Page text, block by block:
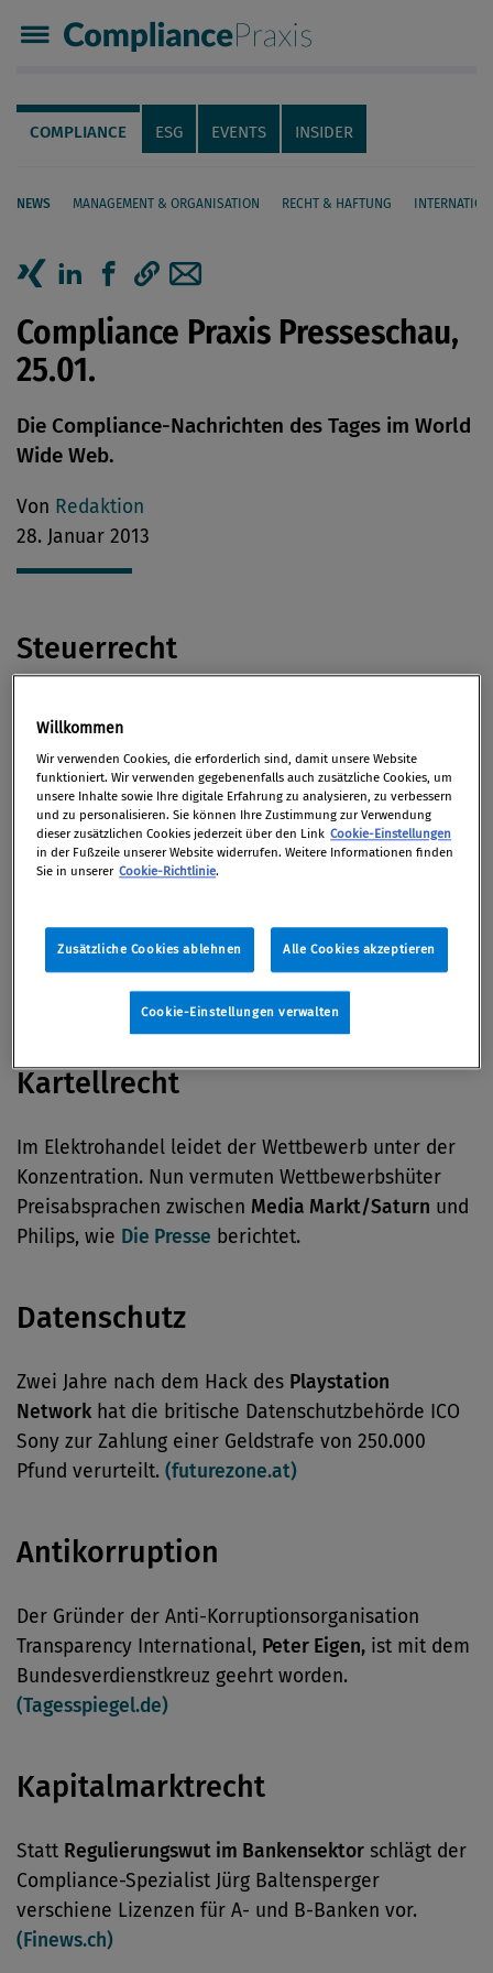
Compliance Praxis
Servicenavigation
Navigation
COMPLIANCE ESG EVENTS INSIDER
NEWS MANAGEMENT & ORGANISATION RECHT & HAFTUNG
Seiteninhalt
Artikel auf Xing teilen
Artikel auf linkedIn teilen
Artikel auf Facebook teilen
Artikellink kopieren
Artikel per Mail teilen
Compliance Praxis Presseschau,
25.01.
Die Compliance-Nachrichten des Tages im World
Wide Web.
Von Redaktion
28. Januar 2013
Steuerrecht
rund 20 Milliarden Euro pro Jahr. Während große
Steuersünder stets für Empörung sorgen, scheint
der Pfusch im Privaten weitgehend akzeptiert zu
sein.
verlorenem Posten, sagt der EU-Steuerkommissar
Algirdas Semetaim Gespräch mit dem
Er sei bereit, zu klagen.
Kartellrecht
Im Elektrohandel leidet der Wettbewerb unter der
Konzentration. Nun vermuten Wettbewerbshüter
Preisabsprachen zwischen Media Markt/Saturn und
Philips, wie Die Presse berichtet.
Datenschutz
Zwei Jahre nach dem Hack des Playstation
Network hat die britische Datenschutzbehörde ICO
Sony zur Zahlung einer Geldstrafe von 250.000
Pfund verurteilt. (futurezone.at)
Antikorruption
Der Gründer der Anti-Korruptionsorganisation
Transparency International, Peter Eigen, ist mit dem
Bundesverdienstkreuz geehrt worden.
(Tagesspiegel.de)
Kapitalmarktrecht
Statt Regulierungswut im Bankensektor schlägt der
Compliance-Spezialist Jürg Baltensperger
verschiene Lizenzen für A- und B-Banken vor.
(Finews.ch)
Willkommen
Wir verwenden Cookies, die erforderlich sind, damit unsere Website
funktioniert. Wir verwenden gegebenenfalls auch zusätzliche Cookies, um
unsere Inhalte sowie Ihre digitale Erfahrung zu analysieren, zu verbessern
und zu personalisieren. Sie können Ihre Zustimmung zur Verwendung
dieser zusätzlichen Cookies jederzeit über den Link Cookie-Einstellungen
in der Fußzeile unserer Website widerrufen. Weitere Informationen finden
Sie in unserer Cookie-Richtlinie.
Zusätzliche Cookies ablehnen Alle Cookies akzeptieren
Cookie-Einstellungen verwalten